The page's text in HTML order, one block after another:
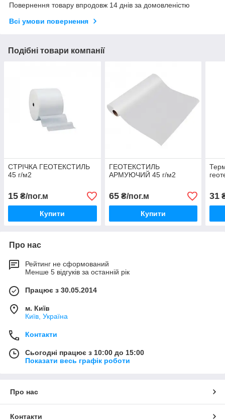
Повернення товару впродовж 14 днів за домовленістю
Всі умови повернення
Подібні товари компанії
СТРІЧКА ГЕОТЕКСТИЛЬ
45 г/м2
15 ₴/пог.м
Купити
ГЕОТЕКСТИЛЬ
АРМУЮЧИЙ 45 г/м2
65₴/пог.м
Купити
31
Про нас
Рейтинг не сформований
Менше 5 відгуків за останній рік
Працює з 30.05.2014
м. Київ
Київ, Україна
Контакти
Сьогодні працює з 10:00 до 15:00
Показати весь графік роботи
Про нас
Контакти